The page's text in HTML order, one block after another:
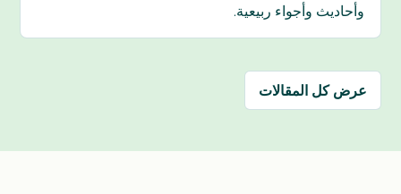
وأحاديث وأجواء ربيعية.
عرض كل المقالات